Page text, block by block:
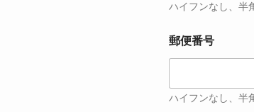
ハイフンなし、半
郵便番号
ハイフンなし、半